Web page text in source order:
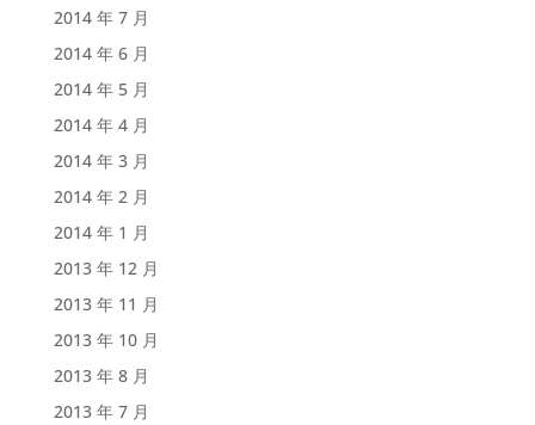
2014 年 7 月
2014 年 6 月
2014 年 5 月
2014 年 4 月
2014 年 3 月
2014 年 2 月
2014 年 1 月
2013 年 12 月
2013 年 11 月
2013 年 10 月
2013 年 8 月
2013 年 7 月